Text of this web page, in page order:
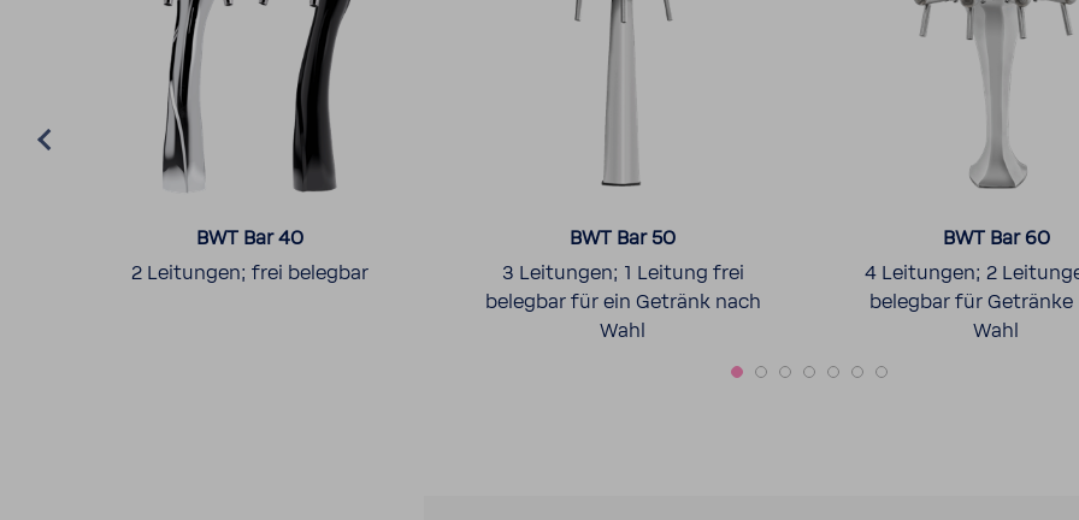
BWT Bar 40
2 Leitungen; frei belegbar
BWT Bar 50
3 Leitungen; 1 Leitung frei
belegbar für ein Getränk nach
Wahl
BWT Bar 60
4 Leitungen; 2
belegbar für Getränke
Wahl